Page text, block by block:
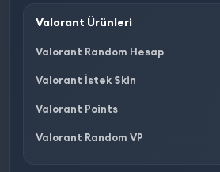
Valorant Ürünleri
Valorant Random Hesap
Valorant İstek Skin
Valorant Points
Valorant Random VP